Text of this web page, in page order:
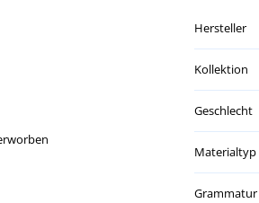
Hersteller
Kollektion
Geschlecht
Materialtyp
Grammatur